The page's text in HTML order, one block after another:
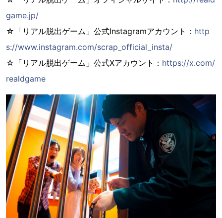
game.jp/
☆「リアル脱出ゲーム」公式Instagramアカウント： http
s://www.instagram.com/scrap_official_insta/
☆「リアル脱出ゲーム」公式Xアカウント： https://x.com/
realdgame